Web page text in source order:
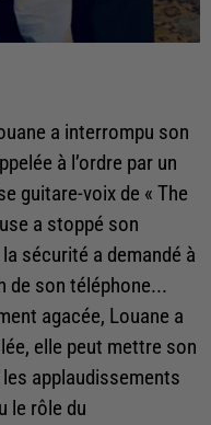
a interrompu son
à l’ordre par un
guitare-voix de « The
a stoppé son
sécurité a demandé à
de son téléphone...
agacée, Louane a
elle peut mettre son
applaudissements
le rôle du